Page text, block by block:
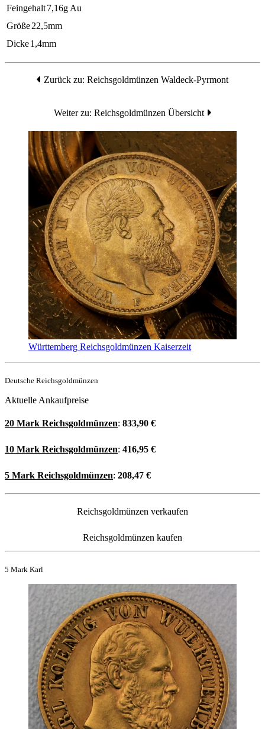
Feingehalt7,16g Au
Größe22,5mm
Dicke1,4mm
Zurück zu: Reichsgoldmünzen Waldeck-Pyrmont
Weiter zu: Reichsgoldmünzen Übersicht
Württemberg Reichsgoldmünzen Kaiserzeit
Deutsche Reichsgoldmünzen
Aktuelle Ankaufpreise
20 Mark Reichsgoldmünzen: 833,90 €
10 Mark Reichsgoldmünzen: 416,95 €
5 Mark Reichsgoldmünzen: 208,47 €
Reichsgoldmünzen verkaufen
Reichsgoldmünzen kaufen
5 Mark Karl